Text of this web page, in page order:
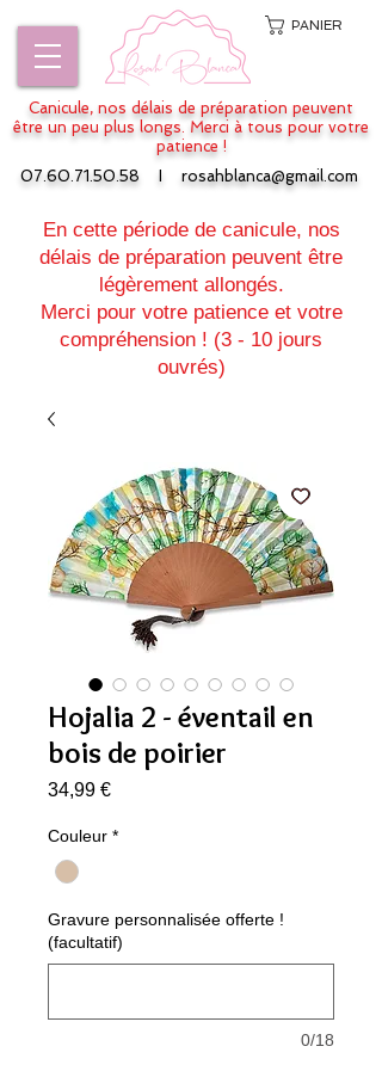
PANIER
Canicule, nos délais de préparation peuvent
être un peu plus longs. Merci à tous pour votre
patience !
07.60.71.50.58
rosahblanca@gmail.com
En cette période de canicule, nos
délais de préparation peuvent être
légèrement allongés.
Merci pour votre patience et votre
compréhension ! (3 - 10 jours
ouvrés)
Hojalia 2 - éventail en
bois de poirier
34,99 €Prix
Couleur *
Gravure personnalisée offerte !
(facultatif)
0/18